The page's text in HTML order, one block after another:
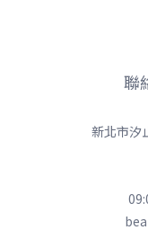
聯
新北市汐